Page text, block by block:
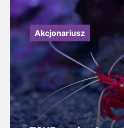
Akcjonariusz